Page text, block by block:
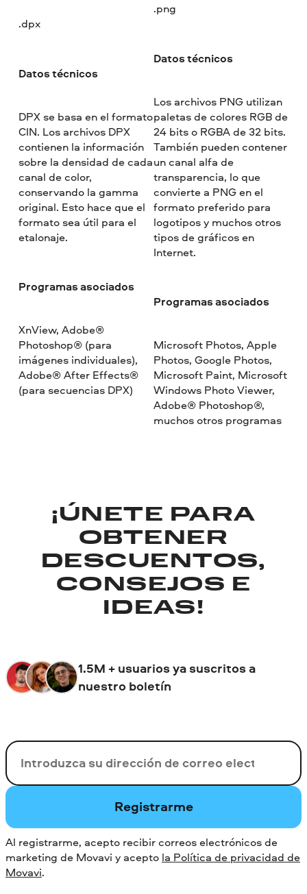
.dpx
Datos técnicos
DPX se basa en el formato
CIN. Los archivos DPX
contienen la información
sobre la densidad de cada
canal de color,
conservando la gamma
original. Esto hace que el
formato sea útil para el
etalonaje.
Programas asociados
XnView, Adobe®
Photoshop® (para
imágenes individuales),
Adobe® After Effects®
(para secuencias DPX)
.png
Datos técnicos
Los archivos PNG utilizan
paletas de colores RGB de
24 bits o RGBA de 32 bits.
También pueden contener
un canal alfa de
transparencia, lo que
convierte a PNG en el
formato preferido para
logotipos y muchos otros
tipos de gráficos en
Internet.
Programas asociados
Microsoft Photos, Apple
Photos, Google Photos,
Microsoft Paint, Microsoft
Windows Photo Viewer,
Adobe® Photoshop®,
muchos otros programas
¡ÚNETE PARA
OBTENER
DESCUENTOS,
CONSEJOS E
IDEAS!
1.5M + usuarios ya suscritos a
nuestro boletín
Su correo electrónico
Registrarme
Al registrarme, acepto recibir correos electrónicos de
marketing de Movavi y acepto la Política de privacidad de
Movavi.